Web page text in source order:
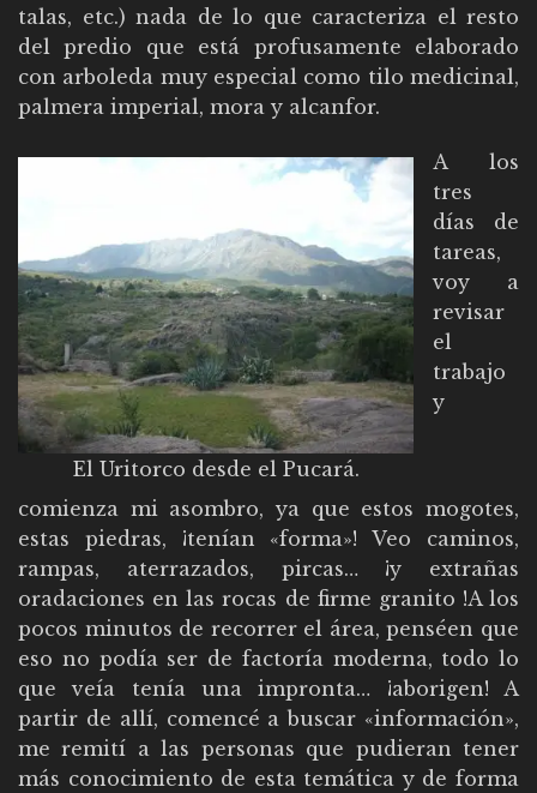
talas, etc.) nada de lo que caracteriza el resto
del predio que está profusamente elaborado
con arboleda muy especial como tilo medicinal,
palmera imperial, mora y alcanfor.
El Uritorco desde el Pucará.
A los
tres
días de
tareas,
voy a
revisar
el
trabajo
y
comienza mi asombro, ya que estos mogotes,
estas piedras, ¡tenían «forma»! Veo caminos,
rampas, aterrazados, pircas… ¡y extrañas
oradaciones en las rocas de firme granito !A los
pocos minutos de recorrer el área, penséen que
eso no podía ser de factoría moderna, todo lo
que veía tenía una impronta… ¡aborigen! A
partir de allí, comencé a buscar «información»,
me remití a las personas que pudieran tener
más conocimiento de esta temática y de forma